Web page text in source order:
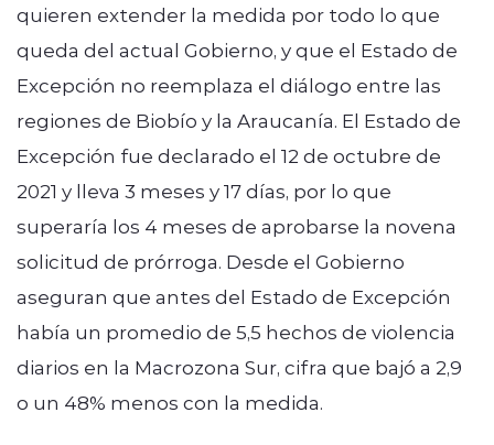
quieren extender la medida por todo lo que
queda del actual Gobierno, y que el Estado de
Excepción no reemplaza el diálogo entre las
regiones de Biobío y la Araucanía. El Estado de
Excepción fue declarado el 12 de octubre de
2021 y lleva 3 meses y 17 días, por lo que
superaría los 4 meses de aprobarse la novena
solicitud de prórroga. Desde el Gobierno
aseguran que antes del Estado de Excepción
había un promedio de 5,5 hechos de violencia
diarios en la Macrozona Sur, cifra que bajó a 2,9
o un 48% menos con la medida.